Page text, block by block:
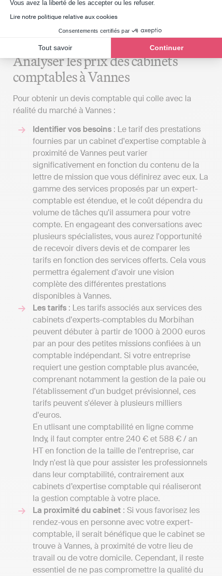
Vous avez la liberté de les accepter ou les refuser.
Lire notre politique relative aux cookies
Consentements certifiés par
Tout savoir Continuer
comparer leurs honoraires, tâcher de choisir le
meilleur rapport qualité/services/prix. Si cela ne vous
convient pas, vous pouvez toujours opter pour la
solution de la comptabilité en ligne.
Analyser les prix des cabinets
comptables à Vannes
Pour obtenir un devis comptable qui colle avec la
réalité du marché à Vannes :
Identifier vos besoins : Le tarif des prestations
fournies par un cabinet d'expertise comptable à
proximité de Vannes peut varier
significativement en fonction du contenu de la
lettre de mission que vous définirez avec eux. La
gamme des services proposés par un expert-
comptable est étendue, et le coût dépendra du
volume de tâches qu'il assumera pour votre
compte. En engageant des conversations avec
plusieurs spécialistes, vous aurez l'opportunité
de recevoir divers devis et de comparer les
tarifs en fonction des services offerts. Cela vous
permettra également d'avoir une vision
complète des différentes prestations
disponibles à Vannes.
Les tarifs : Les tarifs associés aux services des
cabinets d'experts-comptables du Morbihan
peuvent débuter à partir de 1000 à 2000 euros
par an pour des petites missions confiées à un
comptable indépendant. Si votre entreprise
requiert une gestion comptable plus avancée,
comprenant notamment la gestion de la paie ou
l'établissement d'un budget prévisionnel, ces
tarifs peuvent s'élever à plusieurs milliers
d'euros.
En utlisant une comptabilité en ligne comme
Indy, il faut compter entre 240 € et 588 € / an
HT en fonction de la taille de l'entreprise, car
Indy n'est là que pour assister les professionnels
dans leur comptabilité, contrairement aux
cabinets d’expertise comptable qui réaliseront
la gestion comptable à votre place.
La proximité du cabinet : Si vous favorisez les
rendez-vous en personne avec votre expert-
comptable, il serait bénéfique que le cabinet se
trouve à Vannes, à proximité de votre lieu de
travail ou de votre domicile. Cependant, il reste
essentiel de ne pas compromettre la qualité du